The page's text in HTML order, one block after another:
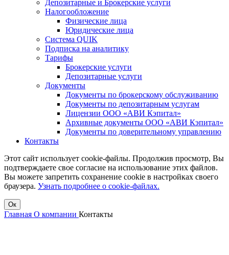
Депозитарные и Брокерские услуги
Налогообложение
Физические лица
Юридические лица
Система QUIK
Подписка на аналитику
Тарифы
Брокерские услуги
Депозитарные услуги
Документы
Документы по брокерскому обслуживанию
Документы по депозитарным услугам
Лицензии ООО «АВИ Кэпитал»
Архивные документы ООО «АВИ Кэпитал»
Документы по доверительному управлению
Контакты
Этот сайт использует cookie-файлы. Продолжив просмотр, Вы
подтверждаете свое согласие на использование этих файлов.
Вы можете запретить сохранение cookie в настройках своего
браузера. Узнать подробнее о cookie-файлах.
Ок
Главная О компании Контакты